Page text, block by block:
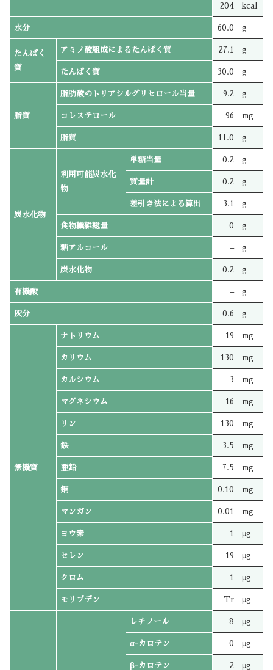
204 kcal
水分 60.0 g
たんぱく
質
アミノ酸組成によるたんぱく質 27.1 g
たんぱく質 30.0 g
脂質
脂肪酸のトリアシルグリセロール当量 9.2 g
コレステロール 96 mg
脂質 11.0 g
炭水化物
利用可能炭水化
物
単糖当量 0.2 g
質量計 0.2 g
差引き法による算出 3.1 g
食物繊維総量 0 g
糖アルコール – g
炭水化物 0.2 g
有機酸 – g
灰分 0.6 g
無機質
ナトリウム 19 mg
カリウム 130 mg
カルシウム 3 mg
マグネシウム 16 mg
リン 130 mg
鉄 3.5 mg
亜鉛 7.5 mg
銅 0.10 mg
マンガン 0.01 mg
ヨウ素 1 μg
セレン 19 μg
クロム 1 μg
モリブデン Tr μg
レチノール 8 μg
α-カロテン 0 μg
β-カロテン 2 μg